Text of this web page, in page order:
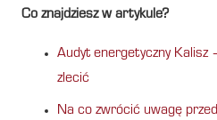
Co znajdziesz w artykule?
Audyt energetyczny Kalisz
zlecić
Na co zwrócić uwagę